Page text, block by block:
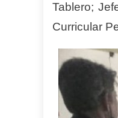
Tablero;
Curricular